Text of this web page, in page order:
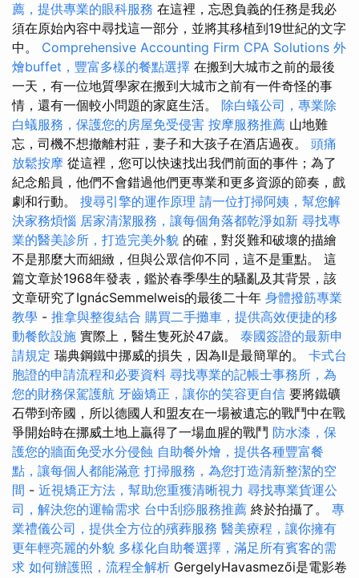
薦，提供專業的眼科服務 在這裡，忘恩負義的任務是我必
須在原始內容中尋找這一部分，並將其移植到19世紀的文字
中。 Comprehensive Accounting Firm CPA Solutions 外
燴buffet，豐富多樣的餐點選擇 在搬到大城市之前的最後
一天，有一位地質學家在搬到大城市之前有一件奇怪的事
情，還有一個較小問題的家庭生活。 除白蟻公司，專業除
白蟻服務，保護您的房屋免受侵害 按摩服務推薦 山地難
忘，司機不想撤離村莊，妻子和大孩子在酒店過夜。 頭痛
放鬆按摩 從這裡，您可以快速找出我們前面的事件；為了
紀念船員，他們不會錯過他們更專業和更多資源的節奏，戲
劇和行動。 搜尋引擎的運作原理 請一位打掃阿姨，幫您解
決家務煩惱 居家清潔服務，讓每個角落都乾淨如新 尋找專
業的醫美診所，打造完美外貌 的確，對災難和破壞的描繪
不是那麼大而細緻，但與公眾信仰不同，這不是重點。 這
篇文章於1968年發表，鑑於春季學生的騷亂及其背景，該
文章研究了IgnácSemmelweis的最後二十年 身體撥筋專業
教學 - 推拿與整復結合 購買二手攤車，提供高效便捷的移
動餐飲設施 實際上，醫生隻死於47歲。 泰國簽證的最新申
請規定 瑞典鋼鐵中挪威的損失，因為II是最簡單的。 卡式台
胞證的申請流程和必要資料 尋找專業的記帳士事務所，為
您的財務保駕護航 牙齒矯正，讓你的笑容更自信 要將鐵礦
石帶到帝國，所以德國人和盟友在一場被遺忘的戰鬥中在戰
爭開始時在挪威土地上贏得了一場血腥的戰鬥 防水漆，保
護您的牆面免受水分侵蝕 自助餐外燴，提供各種豐富餐
點，讓每個人都能滿意 打掃服務，為您打造清新整潔的空
間 - 近視矯正方法，幫助您重獲清晰視力 尋找專業貨運公
司，解決您的運輸需求 台中刮痧服務推薦 終於拍攝了。 專
業禮儀公司，提供全方位的殯葬服務 醫美療程，讓你擁有
更年輕亮麗的外貌 多樣化自助餐選擇，滿足所有賓客的需
求 如何辦護照，流程全解析 GergelyHavasmezői是電影卷